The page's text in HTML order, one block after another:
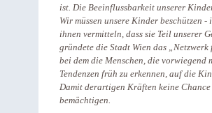
ist. Die Beeinflussbarkeit unserer
Wir müssen unsere Kinder beschützen
ihnen vermitteln, dass sie Teil unserer
gründete die Stadt Wien das
bei dem die Menschen, die
Tendenzen früh zu erkennen, auf die
Damit derartigen Kräften keine
bemächtigen.